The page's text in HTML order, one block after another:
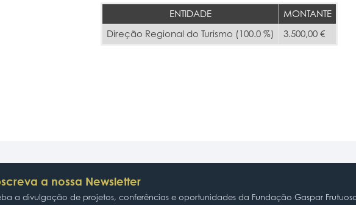
ENTIDADE
MONTANTE
Direção Regional do Turismo (100.0 %)
3.500,00 €
a nossa Newsletter
a divulgação de projetos, conferências e oportunidades da Fundação Gaspar